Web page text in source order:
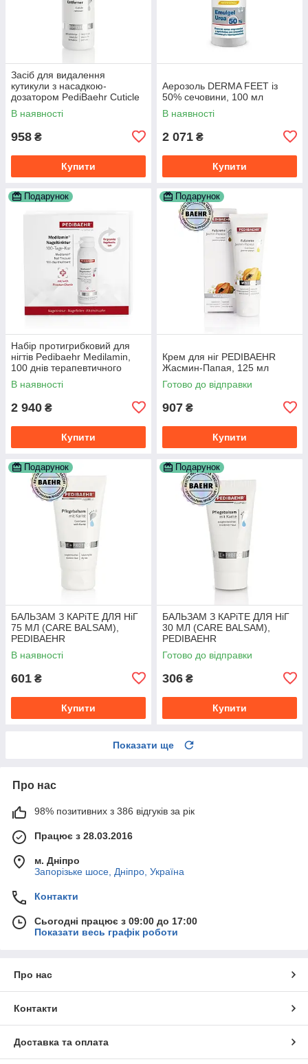
Засіб для видалення
кутикули з насадкою-
дозатором PediBaehr Cuticle
Remover, 50 мл
В наявності
958 ₴
Купити
Аерозоль DERMA FEET із
50% сечовини, 100 мл
В наявності
2 071 ₴
Купити
Подарунок
Набір протигрибковий для
нігтів Pedibaehr Medilamin,
100 днів терапевтичного
догляду
В наявності
2 940 ₴
Купити
Подарунок
Крем для ніг PEDIBAEHR
Жасмин-Папая, 125 мл
Готово до відправки
907 ₴
Купити
Подарунок
БАЛЬЗАМ З КАРіТЕ ДЛЯ НіГ
75 МЛ (CARE BALSAM),
PEDIBAEHR
В наявності
601 ₴
Купити
Подарунок
БАЛЬЗАМ З КАРіТЕ ДЛЯ НіГ
30 МЛ (CARE BALSAM),
PEDIBAEHR
Готово до відправки
306 ₴
Купити
Показати ще
Про нас
98% позитивних з 386 відгуків за рік
Працює з 28.03.2016
м. Дніпро
Запорізьке шосе, Дніпро, Україна
Контакти
Сьогодні працює з 09:00 до 17:00
Показати весь графік роботи
Про нас
Контакти
Доставка та оплата